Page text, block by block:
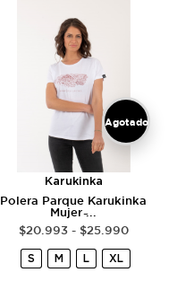
Agotado
Karukinka
Polera Parque Karukinka
Mujer ̵...
$20.993 - $25.990
S M L XL